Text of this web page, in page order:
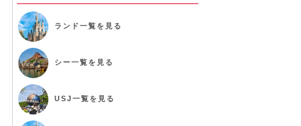
ランド 一覧を見る
シー一覧を見る
USJ 一覧を見る